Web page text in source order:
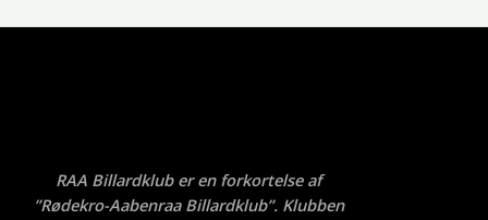
RAA Billardklub er en forkortelse af
”Rødekro-Aabenraa Billardklub”. Klubben